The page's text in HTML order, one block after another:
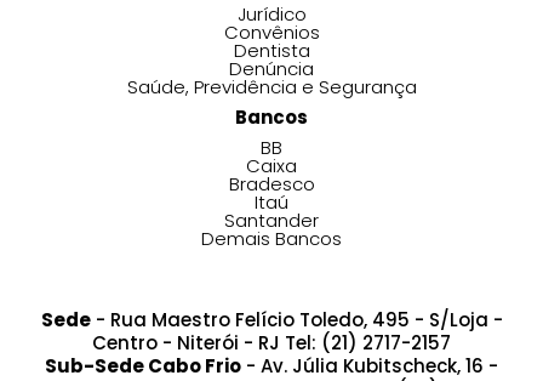
Jurídico
Convênios
Dentista
Denúncia
Saúde, Previdência e Segurança
Bancos
BB
Caixa
Bradesco
Itaú
Santander
Demais Bancos
Sede- Rua Maestro Felício Toledo, 495 - S/Loja -
Centro - Niterói - RJ Tel: (21) 2717-2157
Sub-Sede Cabo Frio - Av. Júlia Kubitscheck, 16 -